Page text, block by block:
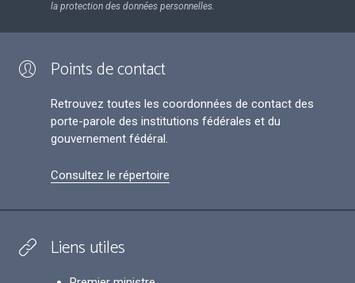
la protection des données personnelles.
Points de contact
Retrouvez toutes les coordonnées de contact des
porte-parole des institutions fédérales et du
gouvernement fédéral.
Consultez le répertoire
Liens utiles